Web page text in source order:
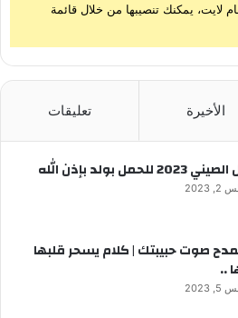
لايت، يمكنك تنصيبها من خلال قائمة
الأخيرة تعليقات
للحمل بولد بإذن الله
صوت حبيبتك | كلام يسحر قلبها
..